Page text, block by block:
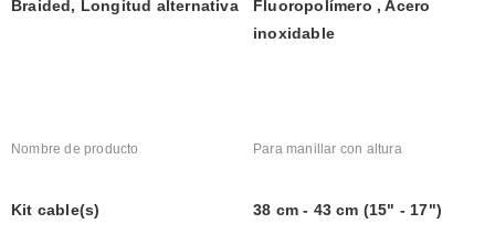
Braided, Longitud alternativa
Fluoropolímero , Acero
inoxidable
Nombre de producto
Kit cable(s)
Para manillar con altura
38 cm - 43 cm (15" - 17")